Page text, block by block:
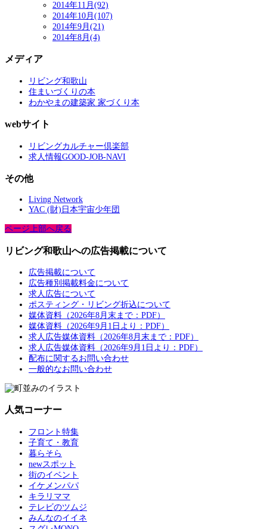
2014年11月(92)
2014年10月(107)
2014年9月(21)
2014年8月(4)
メディア
リビング和歌山
住まいづくりの本
わかやまの建築家 家づくり本
webサイト
リビングカルチャー倶楽部
求人情報GOOD-JOB-NAVI
その他
Living Network
YAC (財)日本宇宙少年団
ページ上部へ戻る
リビング和歌山への広告掲載について
広告掲載について
広告種別掲載料金について
求人広告について
ポスティング・リビング折込について
媒体資料（2026年8月末まで：PDF）
媒体資料（2026年9月1日より：PDF）
求人広告媒体資料（2026年8月末まで：PDF）
求人広告媒体資料（2026年9月1日より：PDF）
配布に関するお問い合わせ
一般的なお問い合わせ
人気コーナー
フロント特集
子育て・教育
暮らそら
newスポット
街のイベント
イケメンパパ
キラリママ
テレビのツムジ
みんなのイイネ